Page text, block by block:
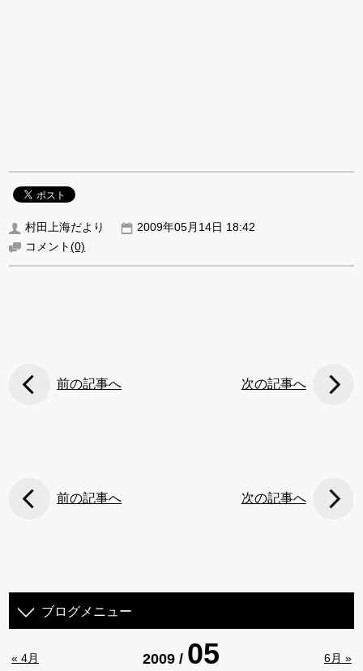
村田上海だより
2009年05月14日 18:42
コメント(0)
前の記事へ 次の記事へ
前の記事へ 次の記事へ
ブログメニュー
2009 / 05
« 4月 6月 »